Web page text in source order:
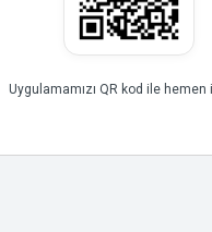
Uygulamamızı QR kod ile hemen